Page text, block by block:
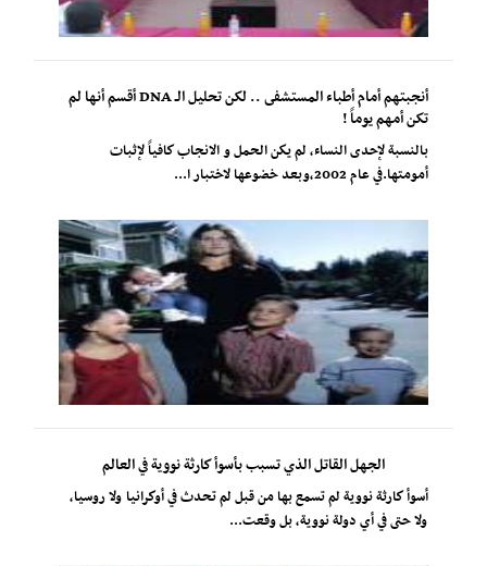
أنجبتهم أمام أطباء المستشفى .. لكن تحليل الـ DNA أقسم أنها لم
تكن أمهم يوماً !
بالنسبة لإحدى النساء، لم يكن الحمل و الانجاب كافياً لإثبات
أمومتها.في عام 2002،وبعد خضوعها لاختبار ا...
الجهل القاتل الذي تسبب بأسوأ كارثة نووية في العالم
أسوأ كارثة نووية لم تسمع بها من قبل لم تحدث في أوكرانيا ولا روسيا،
ولا حتى في أي دولة نووية، بل وقعت...